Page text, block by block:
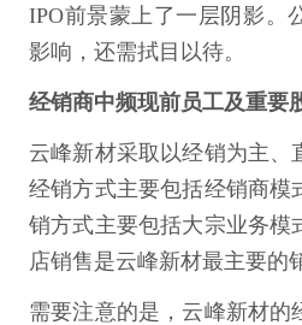
IPO前景蒙上了一层阴影。
影响，还需拭目以待。
经销商中频现前员工及重要
云峰新材采取以经销为主、
经销方式主要包括经销商模
销方式主要包括大宗业务模
店销售是云峰新材最主要的
需要注意的是，云峰新材的